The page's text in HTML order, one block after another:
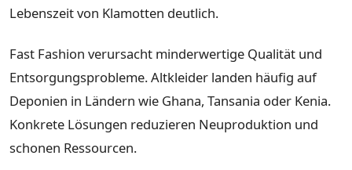
Lebenszeit von Klamotten deutlich.
Fast Fashion verursacht minderwertige Qualität und
Entsorgungsprobleme. Altkleider landen häufig auf
Deponien in Ländern wie Ghana, Tansania oder Kenia.
Konkrete Lösungen reduzieren Neuproduktion und
schonen Ressourcen.